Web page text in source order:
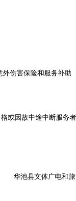
伤害保险和服务补助
或因故中途中断服务
华池县文体广电和旅